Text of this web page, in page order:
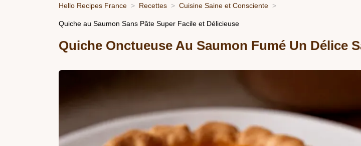
Hello Recipes France Recettes Cuisine Saine et Consciente
Quiche au Saumon Sans Pâte Super Facile et Délicieuse
Quiche Onctueuse Au Saumon Fumé Un Délice